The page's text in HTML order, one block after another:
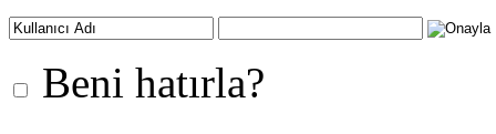
Beni hatırla?